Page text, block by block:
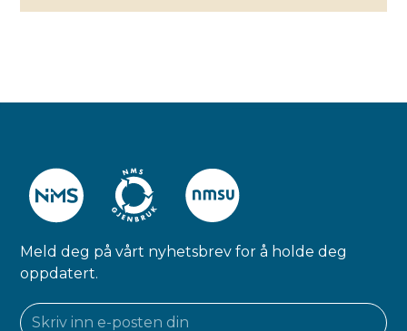
Meld deg på vårt nyhetsbrev for å holde deg
oppdatert.